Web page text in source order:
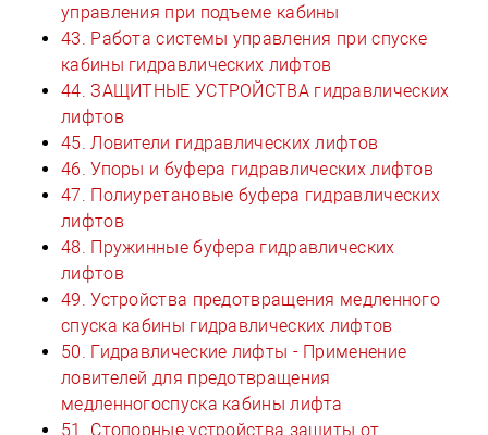
управления при подъеме кабины
43. Работа системы управления при спуске
кабины гидравлических лифтов
44. ЗАЩИТНЫЕ УСТРОЙСТВА гидравлических
лифтов
45. Ловители гидравлических лифтов
46. Упоры и буфера гидравлических лифтов
47. Полиуретановые буфера гидравлических
лифтов
48. Пружинные буфера гидравлических
лифтов
49. Устройства предотвращения медленного
спуска кабины гидравлических лифтов
50. Гидравлические лифты - Применение
ловителей для предотвращения
медленногоспуска кабины лифта
51. Стопорные устройства защиты от